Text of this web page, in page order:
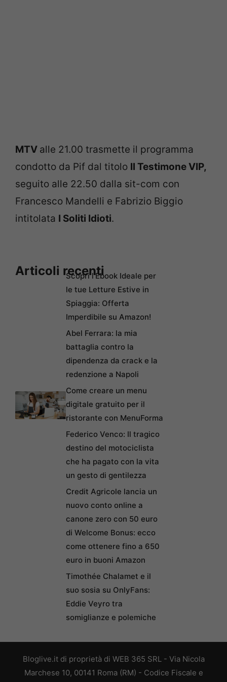
MTV alle 21.00 trasmette il programma
condotto da Pif dal titolo Il Testimone VIP,
seguito alle 22.50 dalla sit-com con
Francesco Mandelli e Fabrizio Biggio
intitolata I Soliti Idioti.
Articoli recentiScopri l’Ebook Ideale per
le tue Letture Estive in
Spiaggia: Offerta
Imperdibile su Amazon!
Abel Ferrara: la mia
battaglia contro la
dipendenza da crack e la
redenzione a Napoli
Come creare un menu
digitale gratuito per il
ristorante con MenuForma
Federico Venco: Il tragico
destino del motociclista
che ha pagato con la vita
un gesto di gentilezza
Credit Agricole lancia un
nuovo conto online a
canone zero con 50 euro
di Welcome Bonus: ecco
come ottenere fino a 650
euro in buoni Amazon
Timothée Chalamet e il
suo sosia su OnlyFans:
Eddie Veyro tra
somiglianze e polemiche
Bloglive.it di proprietà di WEB 365 SRL - Via Nicola
Marchese 10, 00141 Roma (RM) - Codice Fiscale e